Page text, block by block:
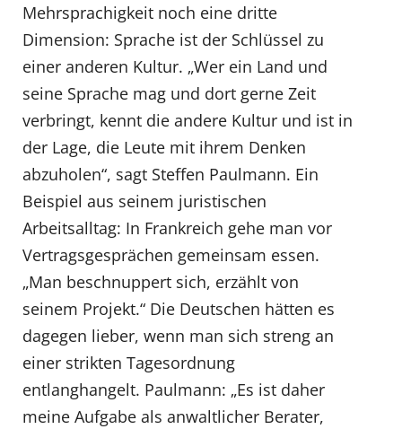
Mehrsprachigkeit noch eine dritte
Dimension: Sprache ist der Schlüssel zu
einer anderen Kultur. „Wer ein Land und
seine Sprache mag und dort gerne Zeit
verbringt, kennt die andere Kultur und ist in
der Lage, die Leute mit ihrem Denken
abzuholen“, sagt Steffen Paulmann. Ein
Beispiel aus seinem juristischen
Arbeitsalltag: In Frankreich gehe man vor
Vertragsgesprächen gemeinsam essen.
„Man beschnuppert sich, erzählt von
seinem Projekt.“ Die Deutschen hätten es
dagegen lieber, wenn man sich streng an
einer strikten Tagesordnung
entlanghangelt. Paulmann: „Es ist daher
meine Aufgabe als anwaltlicher Berater,